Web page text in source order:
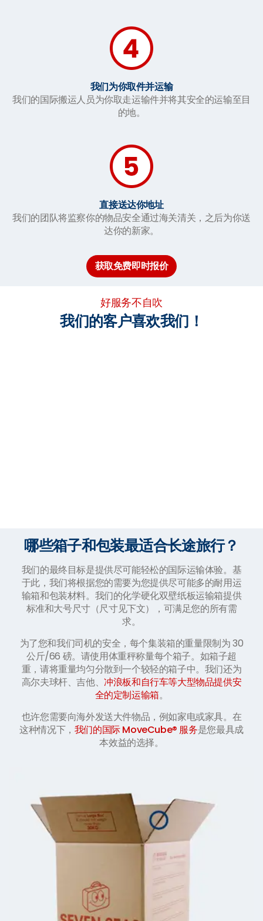
我们为你取件并运输
我们的国际搬运人员为你取走运输件并将其安全的运输至目
的地。
直接送达你地址
我们的团队将监察你的物品安全通过海关清关，之后为你送
达你的新家。
获取免费即时报价
好服务不自吹
我们的客户喜欢我们！
哪些箱子和包装最适合长途旅行？
我们的最终目标是提供尽可能轻松的国际运输体验。基
于此，我们将根据您的需要为您提供尽可能多的耐用运
输箱和包装材料。我们的化学硬化双壁纸板运输箱提供
标准和大号尺寸（尺寸见下文），可满足您的所有需
求。
为了您和我们司机的安全，每个集装箱的重量限制为 30
公斤/66 磅。请使用体重秤称量每个箱子。如箱子超
重，请将重量均匀分散到一个较轻的箱子中。我们还为
高尔夫球杆、吉他、冲浪板和自行车等大型物品提供安
全的定制运输箱。
也许您需要向海外发送大件物品，例如家电或家具。在
这种情况下， 我们的国际 MoveCube® 服务是您最具成
本效益的选择。